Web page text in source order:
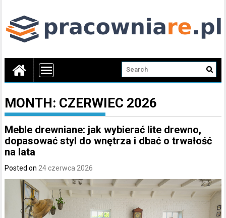
MONTH: CZERWIEC 2026
Meble drewniane: jak wybierać lite drewno,
dopasować styl do wnętrza i dbać o trwałość
na lata
Posted on 24 czerwca 2026